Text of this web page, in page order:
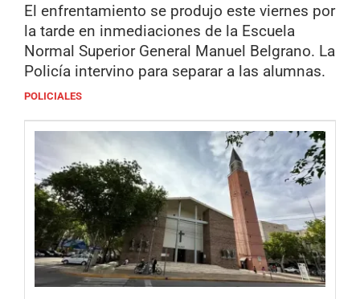
El enfrentamiento se produjo este viernes por
la tarde en inmediaciones de la Escuela
Normal Superior General Manuel Belgrano. La
Policía intervino para separar a las alumnas.
POLICIALES